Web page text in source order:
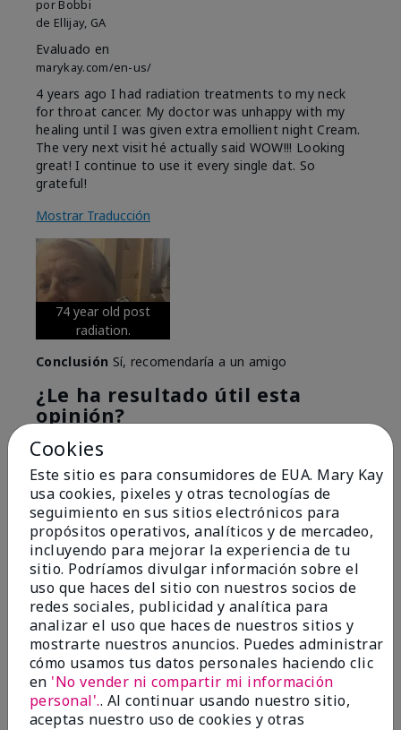
por Bobbi
de Ellijay, GA
Evaluado en
marykay.com/en-us/
4 years ago I had radiation treatments to my neck
for throat cancer. My doctor was unhappy with my
healing until I was given extra emollient night Cream.
The very next visit hé actually said WOW!!! Looking
great! I continue to use it every single dat. So
grateful!
Mostrar Traducción
74 year old post
radiation.
Conclusión Sí, recomendaría a un amigo
¿Le ha resultado útil esta
opinión?
6
Marcar esta opinión
5
Great Night time emollient
EnviadoHace 2 meses
porSonia G
deChicago'Il
Evaluado en
marykay.com/en-us/
Cookies
Este sitio es para consumidores de EUA. Mary Kay
usa cookies, pixeles y otras tecnologías de
seguimiento en sus sitios electrónicos para
propósitos operativos, analíticos y de mercadeo,
incluyendo para mejorar la experiencia de tu
sitio. Podríamos divulgar información sobre el
uso que haces del sitio con nuestros socios de
redes sociales, publicidad y analítica para
analizar el uso que haces de nuestros sitios y
mostrarte nuestros anuncios. Puedes administrar
cómo usamos tus datos personales haciendo clic
en 'No vender ni compartir mi información
personal'.. Al continuar usando nuestro sitio,
aceptas nuestro uso de cookies y otras